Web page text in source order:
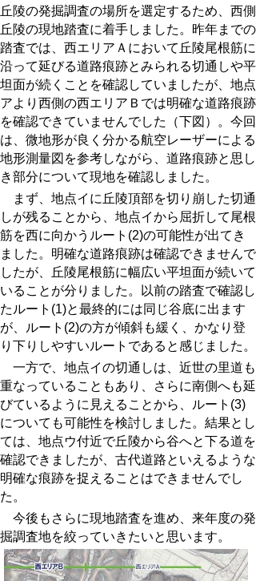
丘陵の発掘調査の場所を選定するため、西側
丘陵の現地踏査に着手しました。昨年までの
踏査では、西エリアＡにおいて丘陵尾根筋に
沿って延びる道路痕跡とみられる切通しや平
坦面が続くことを確認していましたが、地点
アより西側の西エリアＢでは明確な道路痕跡
を確認できていませんでした（下図）。今回
は、微地形が良く分かる航空レーザーによる
地形測量図を参考しながら、道路痕跡と思し
き部分について現地を確認しました。
まず、地点イに丘陵頂部を切り崩した切通
しが残ることから、地点イから屈折して尾根
筋を西に向かうルート(2)の可能性が出てき
ました。明確な道路痕跡は確認できませんで
したが、丘陵尾根筋に幅広い平坦面が続いて
いることが分りました。以前の踏査で確認し
たルート(1)と最終的には同じ谷底に出ます
が、ルート(2)の方が傾斜も緩く、かなり登
り下りしやすいルートであると感じました。
一方で、地点イの切通しは、近世の里道も
重なっていることもあり、さらに南側へも延
びているように見えることから、ルート(3)
についても可能性を検討しました。結果とし
ては、地点ウ付近で丘陵から谷へと下る道を
確認できましたが、古代道路といえるような
明確な痕跡を捉えることはできませんでし
た。
今後もさらに現地踏査を進め、来年度の発
掘調査地を絞っていきたいと思います。